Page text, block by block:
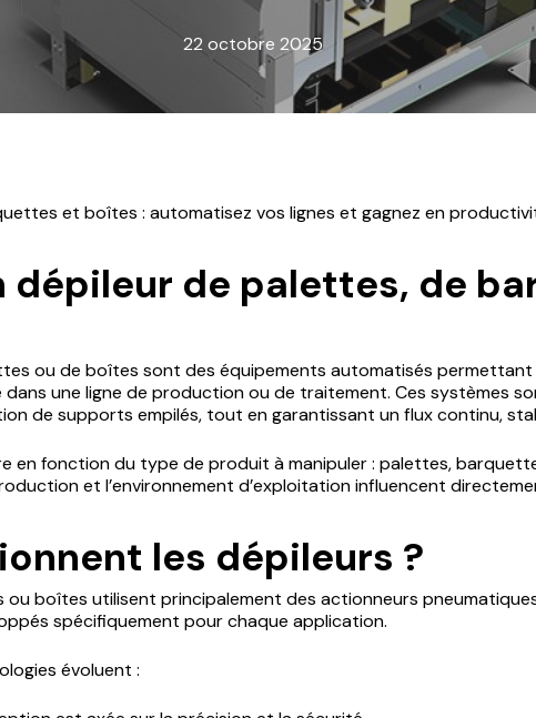
22 octobre 2025
et boîtes : automatisez vos lignes et gagnez en
dépileur de palettes, de
ou de boîtes sont des équipements automatisés
une ligne de production ou de traitement. Ces systèmes
de supports empilés, tout en garantissant un flux continu,
en fonction du type de produit à manipuler : palettes,
et l’environnement d’exploitation influencent
les dépileurs ?
boîtes utilisent principalement des actionneurs
spécifiquement pour chaque application.
évoluent :